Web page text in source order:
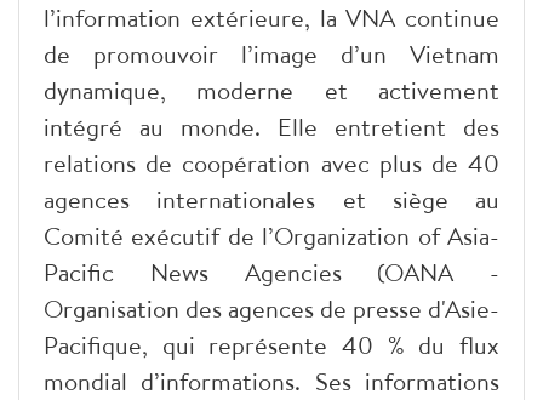
l’information extérieure, la VNA continue
de promouvoir l’image d’un Vietnam
dynamique, moderne et activement
intégré au monde. Elle entretient des
relations de coopération avec plus de 40
agences internationales et siège au
Comité exécutif de l’Organization of Asia-
Pacific News Agencies (OANA -
Organisation des agences de presse d'Asie-
Pacifique, qui représente 40 % du flux
mondial d’informations. Ses informations